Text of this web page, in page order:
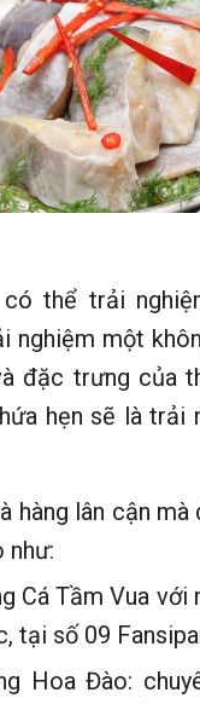
có thể trải
nghiệm một
đặc trưng của
hẹn sẽ là trải
hàng lân cận
như:
Cá Tầm Vua
tại số 09
Hoa Đào: